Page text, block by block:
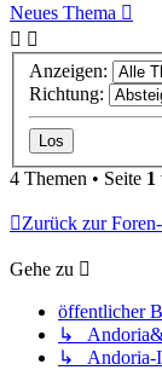
Neues Thema
Anzeigen:
Richtung:
4 Themen • Seite 1
Zurück zur
Gehe zu
öffentlicher
↳
↳ Andoria-